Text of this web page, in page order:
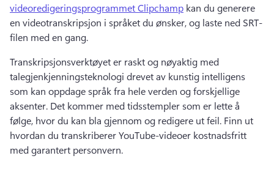
videoredigeringsprogrammet Clipchamp kan du generere
en videotranskripsjon i språket du ønsker, og laste ned SRT-
filen med en gang.
Transkripsjonsverktøyet er raskt og nøyaktig med
talegjenkjenningsteknologi drevet av kunstig intelligens
som kan oppdage språk fra hele verden og forskjellige
aksenter. Det kommer med tidsstempler som er lette å
følge, hvor du kan bla gjennom og redigere ut feil. Finn ut
hvordan du transkriberer YouTube-videoer kostnadsfritt
med garantert personvern.